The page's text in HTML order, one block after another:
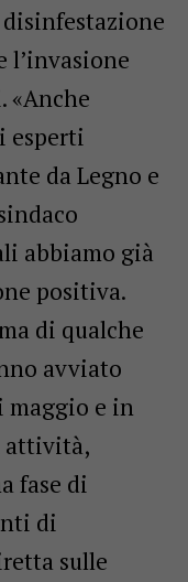
l’invasione
«Anche
esperti
da Legno e
abbiamo già
positiva.
di qualche
avviato
maggio e in
attività,
fase di
di
sulle